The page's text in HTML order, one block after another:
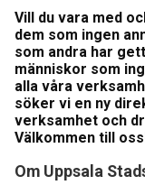
Vill du vara med
dem som ingen
som andra har
människor som
alla våra
söker vi en ny
verksamhet och
Välkommen till
Om Uppsala